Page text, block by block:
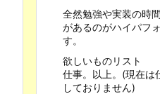
全然勉強や実装の時
があるのがハイパフ
す。
欲しいものリスト
仕事。以上。(現在は
しておりません)